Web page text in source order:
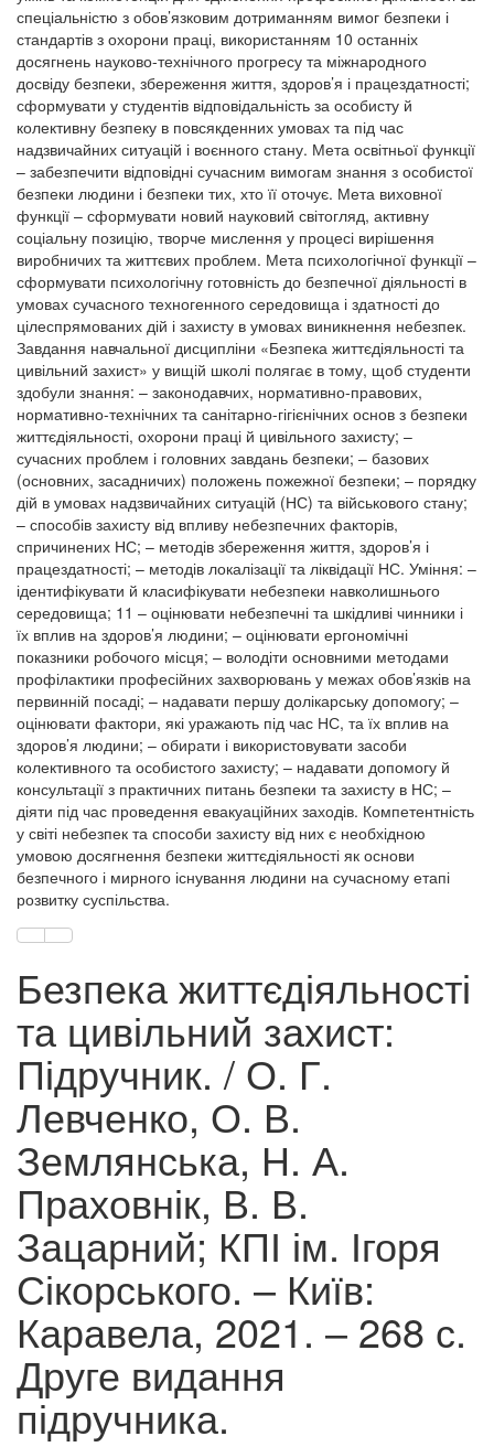
спеціальністю з обов’язковим дотриманням вимог безпеки і
стандартів з охорони праці, використанням 10 останніх
досягнень науково-технічного прогресу та міжнародного
досвіду безпеки, збереження життя, здоров’я і працездатності;
сформувати у студентів відповідальність за особисту й
колективну безпеку в повсякденних умовах та під час
надзвичайних ситуацій і воєнного стану. Мета освітньої функції
– забезпечити відповідні сучасним вимогам знання з особистої
безпеки людини і безпеки тих, хто її оточує. Мета виховної
функції – сформувати новий науковий світогляд, активну
соціальну позицію, творче мислення у процесі вирішення
виробничих та життєвих проблем. Мета психологічної функції –
сформувати психологічну готовність до безпечної діяльності в
умовах сучасного техногенного середовища і здатності до
цілеспрямованих дій і захисту в умовах виникнення небезпек.
Завдання навчальної дисципліни «Безпека життєдіяльності та
цивільний захист» у вищій школі полягає в тому, щоб студенти
здобули знання: – законодавчих, нормативно-правових,
нормативно-технічних та санітарно-гігієнічних основ з безпеки
життєдіяльності, охорони праці й цивільного захисту; –
сучасних проблем і головних завдань безпеки; – базових
(основних, засадничих) положень пожежної безпеки; – порядку
дій в умовах надзвичайних ситуацій (НС) та військового стану;
– способів захисту від впливу небезпечних факторів,
спричинених НС; – методів збереження життя, здоров’я і
працездатності; – методів локалізації та ліквідації НС. Уміння: –
ідентифікувати й класифікувати небезпеки навколишнього
середовища; 11 – оцінювати небезпечні та шкідливі чинники і
їх вплив на здоров’я людини; – оцінювати ергономічні
показники робочого місця; – володіти основними методами
профілактики професійних захворювань у межах обов’язків на
первинній посаді; – надавати першу долікарську допомогу; –
оцінювати фактори, які уражають під час НС, та їх вплив на
здоров’я людини; – обирати і використовувати засоби
колективного та особистого захисту; – надавати допомогу й
консультації з практичних питань безпеки та захисту в НС; –
діяти під час проведення евакуаційних заходів. Компетентність
у світі небезпек та способи захисту від них є необхідною
умовою досягнення безпеки життєдіяльності як основи
безпечного і мирного існування людини на сучасному етапі
розвитку суспільства.
Безпека життєдіяльності
та цивільний захист:
Підручник. / О. Г.
Левченко, О. В.
Землянська, Н. А.
Праховнік, В. В.
Зацарний; КПІ ім. Ігоря
Сікорського. – Київ:
Каравела, 2021. – 268 с.
Друге видання
підручника.